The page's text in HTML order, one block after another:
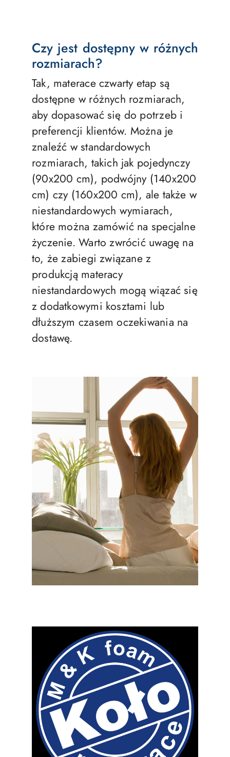
Czy jest dostępny w różnych
rozmiarach?
Tak, materace czwarty etap są
dostępne w różnych rozmiarach,
aby dopasować się do potrzeb i
preferencji klientów. Można je
znaleźć w standardowych
rozmiarach, takich jak pojedynczy
(90x200 cm), podwójny (140x200
cm) czy (160x200 cm), ale także w
niestandardowych wymiarach,
które można zamówić na specjalne
życzenie. Warto zwrócić uwagę na
to, że zabiegi związane z
produkcją materacy
niestandardowych mogą wiązać się
z dodatkowymi kosztami lub
dłuższym czasem oczekiwania na
dostawę.